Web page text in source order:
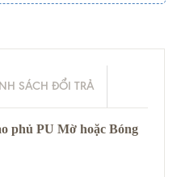
SÁCH ĐỔI TRẢ
phủ PU Mờ hoặc Bóng